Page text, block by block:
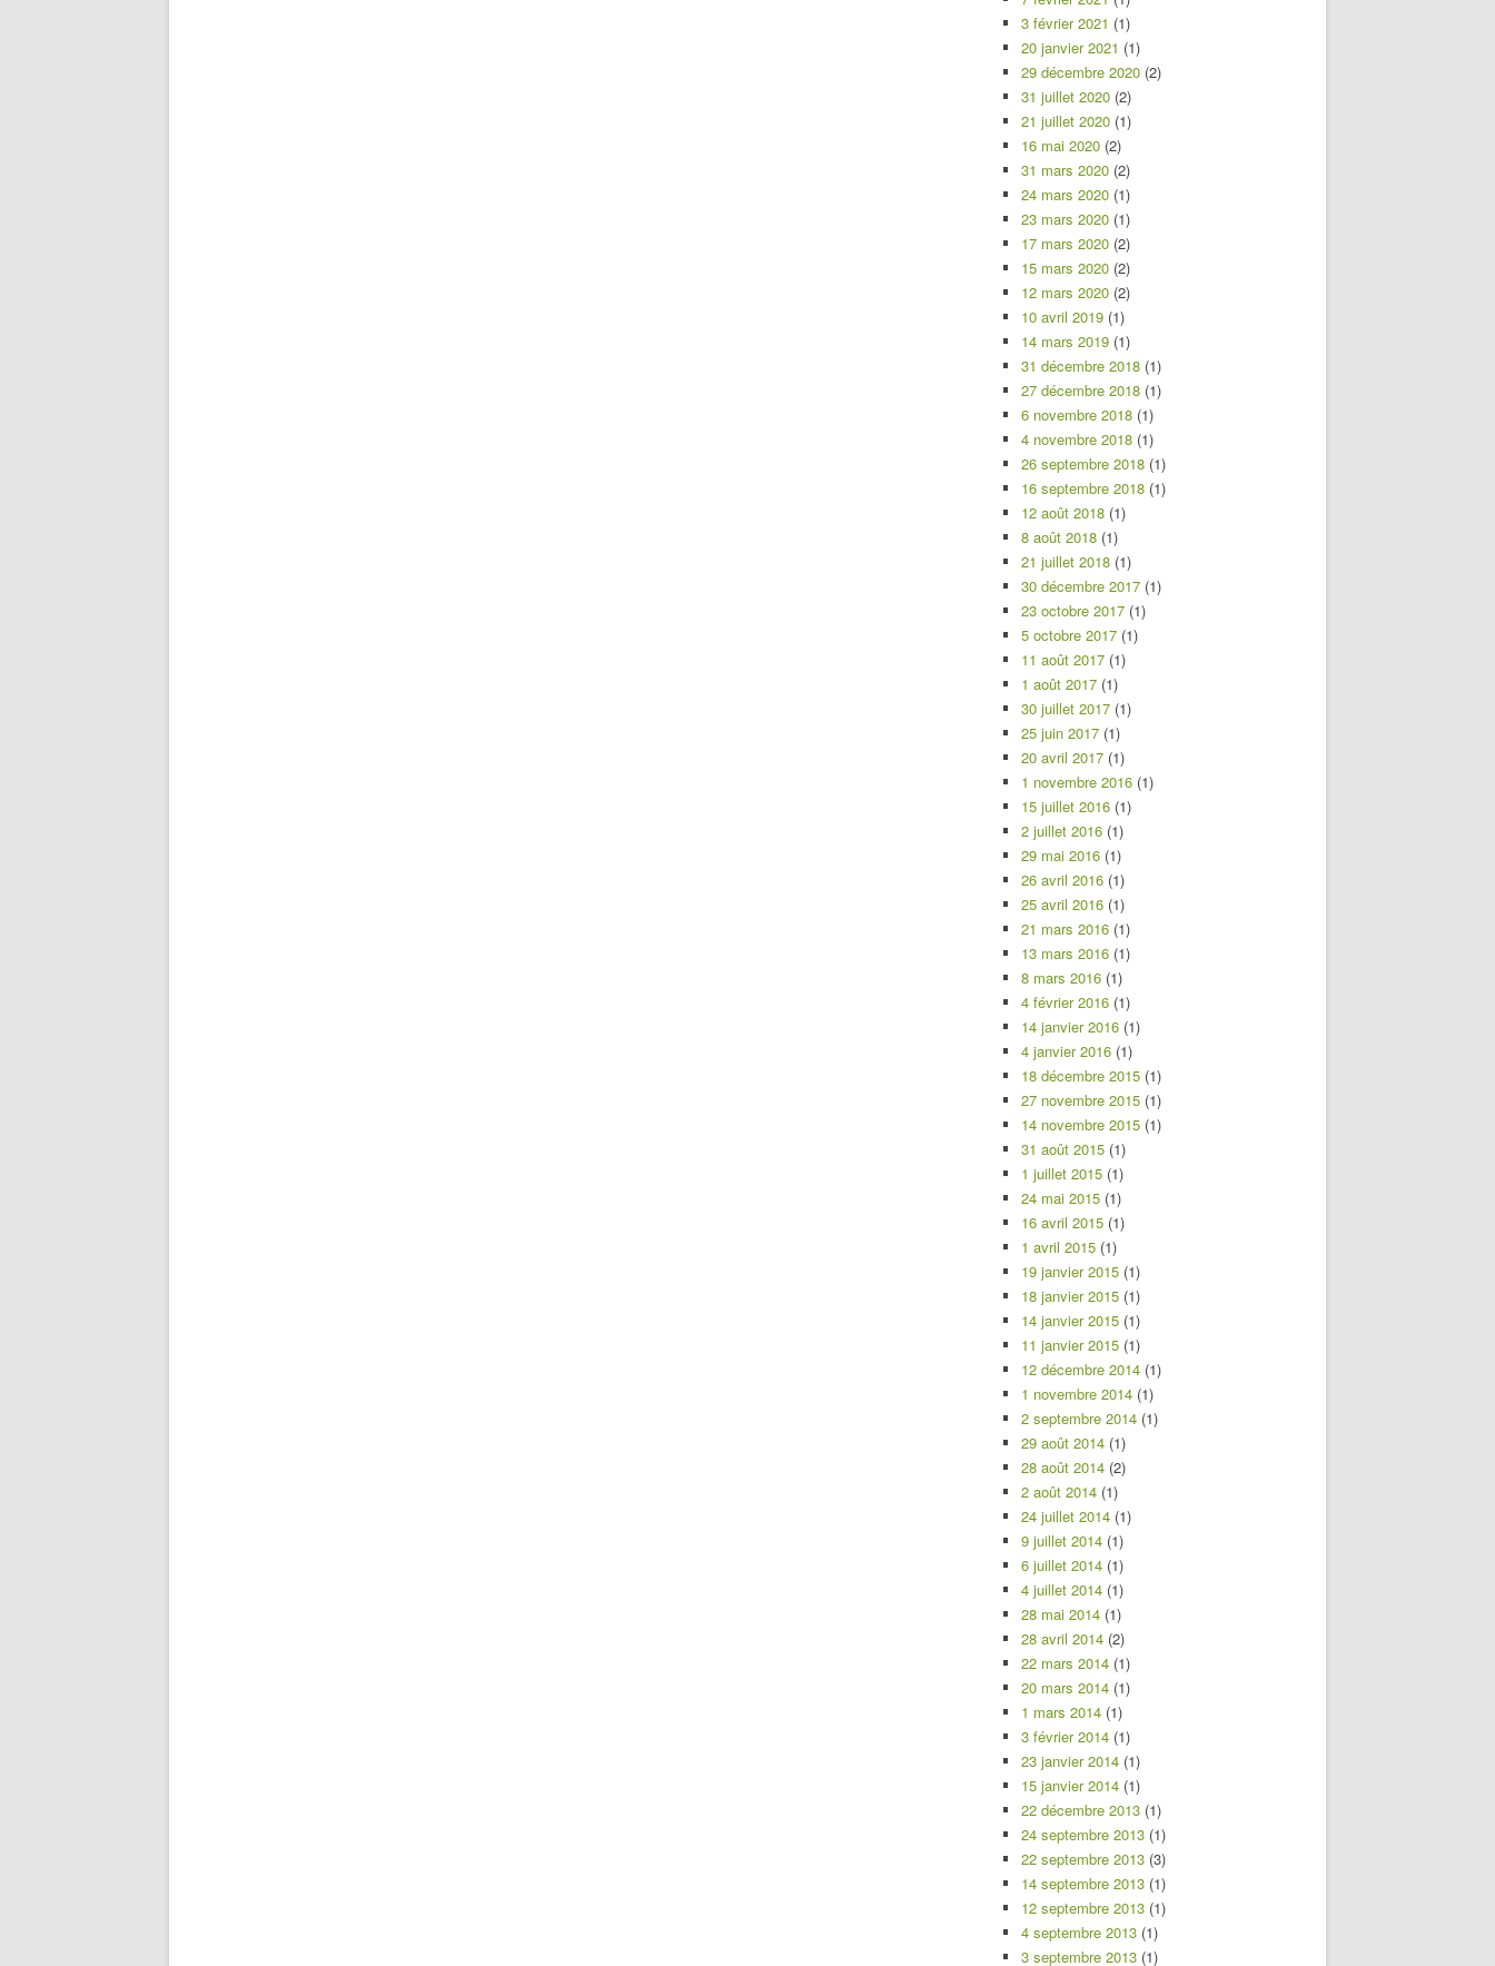
3 février 2021 (1)
20 janvier 2021 (1)
29 décembre 2020 (2)
31 juillet 2020 (2)
21 juillet 2020 (1)
16 mai 2020 (2)
31 mars 2020 (2)
24 mars 2020 (1)
23 mars 2020 (1)
17 mars 2020 (2)
15 mars 2020 (2)
12 mars 2020 (2)
10 avril 2019 (1)
14 mars 2019 (1)
31 décembre 2018 (1)
27 décembre 2018 (1)
6 novembre 2018 (1)
4 novembre 2018 (1)
26 septembre 2018 (1)
16 septembre 2018 (1)
12 août 2018 (1)
8 août 2018 (1)
21 juillet 2018 (1)
30 décembre 2017 (1)
23 octobre 2017 (1)
5 octobre 2017 (1)
11 août 2017 (1)
1 août 2017 (1)
30 juillet 2017 (1)
25 juin 2017 (1)
20 avril 2017 (1)
1 novembre 2016 (1)
15 juillet 2016 (1)
2 juillet 2016 (1)
29 mai 2016 (1)
26 avril 2016 (1)
25 avril 2016 (1)
21 mars 2016 (1)
13 mars 2016 (1)
8 mars 2016 (1)
4 février 2016 (1)
14 janvier 2016 (1)
4 janvier 2016 (1)
18 décembre 2015 (1)
27 novembre 2015 (1)
14 novembre 2015 (1)
31 août 2015 (1)
1 juillet 2015 (1)
24 mai 2015 (1)
16 avril 2015 (1)
1 avril 2015 (1)
19 janvier 2015 (1)
18 janvier 2015 (1)
14 janvier 2015 (1)
11 janvier 2015 (1)
12 décembre 2014 (1)
1 novembre 2014 (1)
2 septembre 2014 (1)
29 août 2014 (1)
28 août 2014 (2)
2 août 2014 (1)
24 juillet 2014 (1)
9 juillet 2014 (1)
6 juillet 2014 (1)
4 juillet 2014 (1)
28 mai 2014 (1)
28 avril 2014 (2)
22 mars 2014 (1)
20 mars 2014 (1)
1 mars 2014 (1)
3 février 2014 (1)
23 janvier 2014 (1)
15 janvier 2014 (1)
22 décembre 2013 (1)
24 septembre 2013 (1)
22 septembre 2013 (3)
14 septembre 2013 (1)
12 septembre 2013 (1)
4 septembre 2013 (1)
3 septembre 2013 (1)